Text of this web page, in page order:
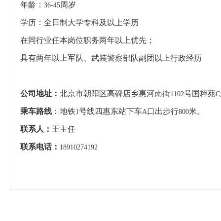
年龄： 36-45周岁
学历：全日制大学专科及以上学历
在同行业任本岗位职务两年以上优先；
具有两年以上军队、武装警察部队副团以上行政经历
公司地址： 北京市朝阳区高碑店乡惠河南街1102号国粹苑C
乘车路线 ：地铁1号线四惠东站下车A 口出步行800米。
联系人： 王主任
联系电话： 18910274192